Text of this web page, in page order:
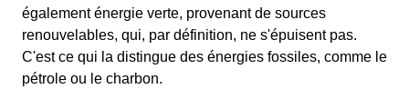
également énergie verte, provenant de sources
renouvelables, qui, par définition, ne s'épuisent pas.
C'est ce qui la distingue des énergies fossiles, comme le
pétrole ou le charbon.